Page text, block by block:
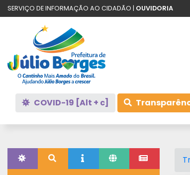
SERVIÇO DE INFORMAÇÃO AO CIDADÃO | OUVIDORIA
COVID-19 [Alt + c]